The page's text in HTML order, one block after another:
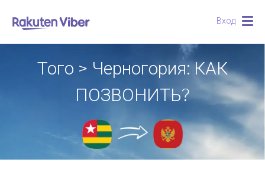
Вход
Того > Черногория: КАК
ПОЗВОНИТЬ?